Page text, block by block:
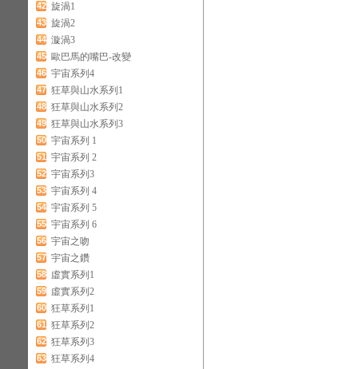
42 旋渦1
43 旋渦2
44 漩渦3
45 歐巴馬的嘴巴-改變
46 宇宙系列4
47 狂草與山水系列1
48 狂草與山水系列2
49 狂草與山水系列3
50 宇宙系列 1
51 宇宙系列 2
52 宇宙系列3
53 宇宙系列 4
54 宇宙系列 5
55 宇宙系列 6
56 宇宙之吻
57 宇宙之鑽
58 虛實系列1
59 虛實系列2
60 狂草系列1
61 狂草系列2
62 狂草系列3
63 狂草系列4